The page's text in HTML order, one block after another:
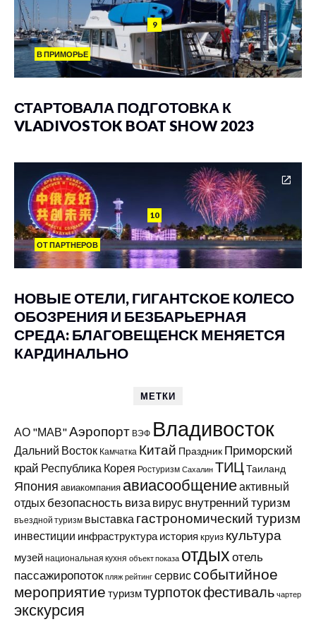
9
В ПРИМОРЬЕ
СТАРТОВАЛА ПОДГОТОВКА К
VLADIVOSTOK BOAT SHOW 2023
10
ОТ ПАРТНЕРОВ
НОВЫЕ ОТЕЛИ, ГИГАНТСКОЕ КОЛЕСО
ОБОЗРЕНИЯ И БЕЗБАРЬЕРНАЯ
СРЕДА: БЛАГОВЕЩЕНСК МЕНЯЕТСЯ
КАРДИНАЛЬНО
МЕТКИ
АО "МАВ"Аэропорт ВЭФ Владивосток
Дальний Восток Камчатка Китай Праздник Приморский
край Республика Корея Ростуризм Сахалин ТИЦТаиланд
Япония авиакомпания авиасообщениеактивный
отдых безопасность виза вирус внутренний туризм
въездной туризм выставка гастрономический туризм
инвестиции инфраструктура история круиз культура
музей национальная кухня объект показа отдыхотель
пассажиропоток пляж рейтинг сервис событийное
мероприятие туризмтурпотокфестиваль чартер
экскурсия